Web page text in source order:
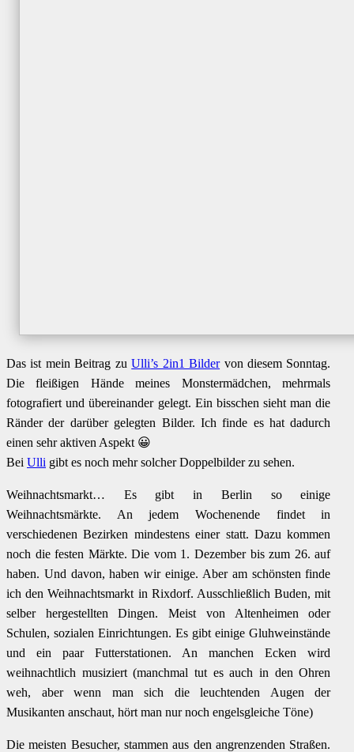
Das ist mein Beitrag zuUlli’s 2in1 Bildervon diesem Sonntag.
Die fleißigen Hände meines Monstermädchen, mehrmals
fotografiert und übereinander gelegt. Ein bisschen sieht man die
Ränder der darüber gelegten Bilder. Ich finde es hat dadurch
einen sehr aktiven Aspekt 😀
Bei Ulli gibt es noch mehr solcher Doppelbilder zu sehen.
Weihnachtsmarkt… Es gibt in Berlin so einige
Weihnachtsmärkte. An jedem Wochenende findet in
verschiedenen Bezirken mindestens einer statt. Dazu kommen
noch die festen Märkte. Die vom 1. Dezember bis zum 26. auf
haben. Und davon, haben wir einige. Aber am schönsten finde
ich den Weihnachtsmarkt in Rixdorf. Ausschließlich Buden, mit
selber hergestellten Dingen. Meist von Altenheimen oder
Schulen, sozialen Einrichtungen. Es gibt einige Gluhweinstände
und ein paar Futterstationen. An manchen Ecken wird
weihnachtlich musiziert (manchmal tut es auch in den Ohren
weh, aber wenn man sich die leuchtenden Augen der
Musikanten anschaut, hört man nur noch engelsgleiche Töne)
Die meisten Besucher, stammen aus den angrenzenden Straßen.